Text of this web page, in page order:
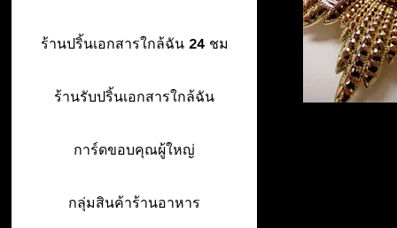
ร้านปริ้นเอกสารใกล้ฉัน 24 ชม
ร้านรับปริ้นเอกสารใกล้ฉัน
การ์ดขอบคุณผู้ใหญ่
กลุ่มสินค้าร้านอาหาร